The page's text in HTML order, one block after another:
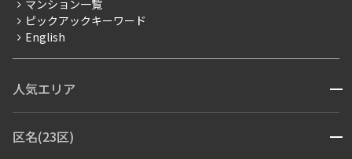
フリーレント
ペット可
ブランドマンション
マンション一覧
ピックアックキーワード
English
人気エリア 開閉
青山・表参道・原宿
区名(23区) 開閉